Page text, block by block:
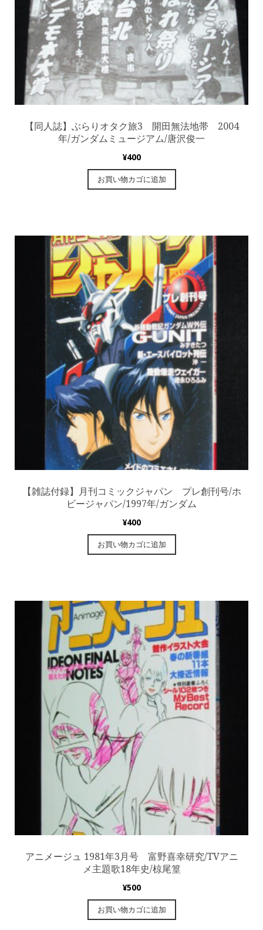
【同人誌】ぶらりオタク旅3 開田無法地帯 2004
年/ガンダムミュージアム/唐沢俊一
¥400
お買い物カゴに追加
【雑誌付録】月刊コミックジャパン プレ創刊号/ホ
ビージャパン/1997年/ガンダム
¥400
お買い物カゴに追加
アニメージュ 1981年3月号 富野喜幸研究/TVアニ
メ主題歌18年史/椋尾篁
¥500
お買い物カゴに追加